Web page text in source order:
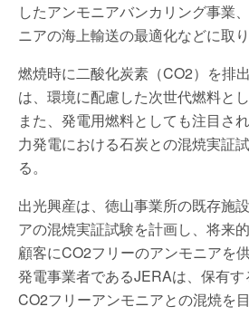
したアンモニアバンカリング事業
ニアの海上輸送の最適化などに取り
燃焼時に二酸化炭素（CO2）を排
は、環境に配慮した次世代燃料と
また、発電用燃料としても注目さ
力発電における石炭との混焼実証
る。
出光興産は、徳山事業所の既存施
アの混焼実証試験を計画し、将来
顧客にCO2フリーのアンモニアを
発電事業者であるJERAは、保有
CO2フリーアンモニアとの混焼を目